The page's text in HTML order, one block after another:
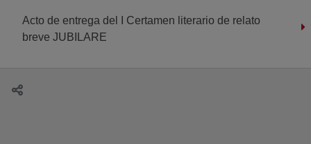
Acto de entrega del I Certamen literario de relato
breve JUBILARE